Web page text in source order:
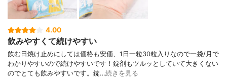
4.00
飲みやすくて続けやすい
飲む日焼け止めにしては価格も安価、1日一粒30粒入りなので一袋/月で
わかりやすいので続けやすいです！錠剤もツルッとしていて大きくない
のでとても飲みやすいです。錠…続きを見る